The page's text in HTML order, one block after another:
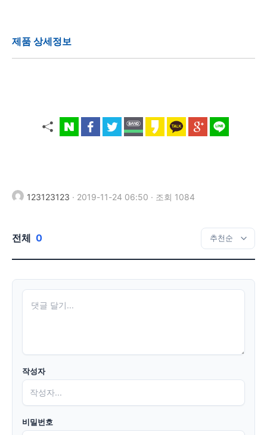
제품 상세정보
123123123 · 2019-11-24 06:50 · 조회 1084
전체 0
작성자
비밀번호